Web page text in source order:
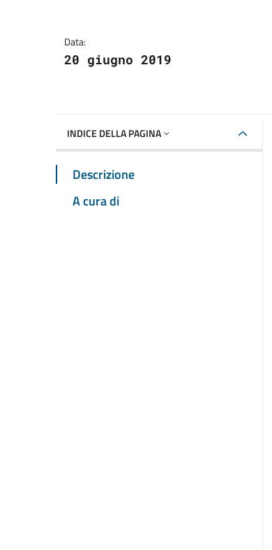
Data:
20 giugno 2019
INDICE DELLA PAGINA
Descrizione
A cura di